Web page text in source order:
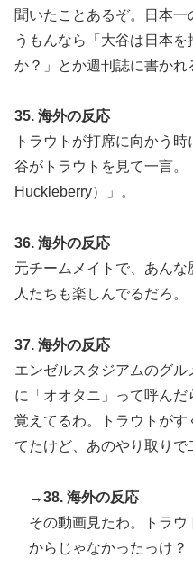
聞いたことあるぞ。日本
うもんなら「大谷は日本
か？」とか週刊誌に書かれ
35. 海外の反応
トラウトが打席に向かう
谷がトラウトを見て一言。
Huckleberry）」。
36. 海外の反応
元チームメイトで、あん
人たちも楽しんでるだろ。
37. 海外の反応
エンゼルスタジアムのグ
に「オオタニ」って呼ん
覚えてるわ。トラウトが
てたけど、あのやり取りで
→38. 海外の反応
その動画見たわ。トラ
からじゃなかったっけ？